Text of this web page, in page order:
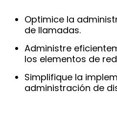
Optimice la
de llamadas.
Administre
los elementos de
Simplifique la
administración de